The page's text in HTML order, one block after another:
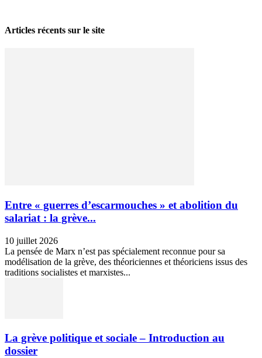
Articles récents sur le site
Entre « guerres d’escarmouches » et abolition du
salariat : la grève...
10 juillet 2026
La pensée de Marx n’est pas spécialement reconnue pour sa
modélisation de la grève, des théoriciennes et théoriciens issus des
traditions socialistes et marxistes...
La grève politique et sociale – Introduction au
dossier